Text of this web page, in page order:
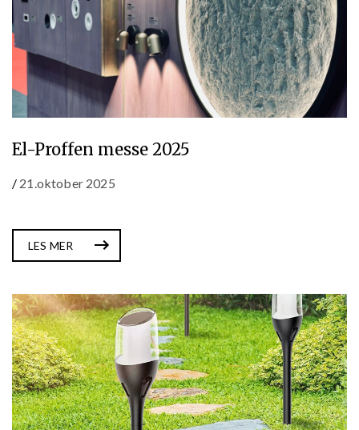
El-Proffen messe 2025
/ 21.oktober 2025
LES MER